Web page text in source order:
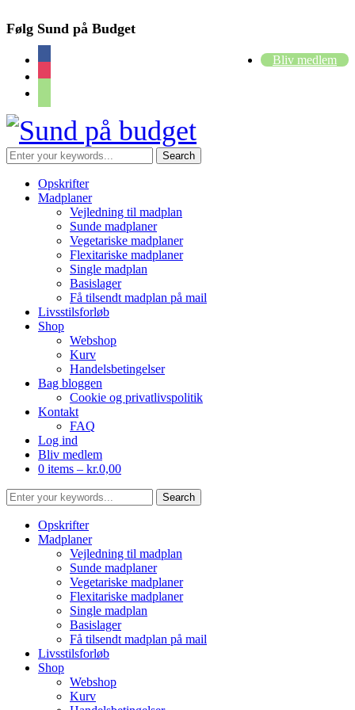
Følg Sund på Budget
Bliv medlem
Opskrifter
Madplaner
Vejledning til madplan
Sunde madplaner
Vegetariske madplaner
Flexitariske madplaner
Single madplan
Basislager
Få tilsendt madplan på mail
Livsstilsforløb
Shop
Webshop
Kurv
Handelsbetingelser
Bag bloggen
Cookie og privatlivspolitik
Kontakt
FAQ
Log ind
Bliv medlem
0 items – kr.0,00
Opskrifter
Madplaner
Vejledning til madplan
Sunde madplaner
Vegetariske madplaner
Flexitariske madplaner
Single madplan
Basislager
Få tilsendt madplan på mail
Livsstilsforløb
Shop
Webshop
Kurv